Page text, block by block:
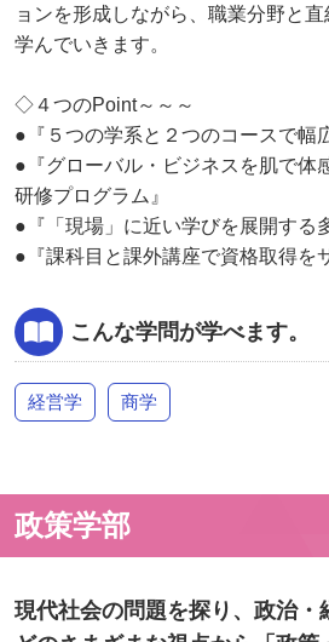
ョンを形成しながら、職業分野と
学んでいきます。
◇４つのPoint～～～
●『５つの学系と２つのコースで幅
●『グローバル・ビジネスを肌で体
研修プログラム』
●『「現場」に近い学びを展開する
●『課科目と課外講座で資格取得を
こんな学問が学べます。
経営学 商学
政策学部
現代社会の問題を探り、政治・